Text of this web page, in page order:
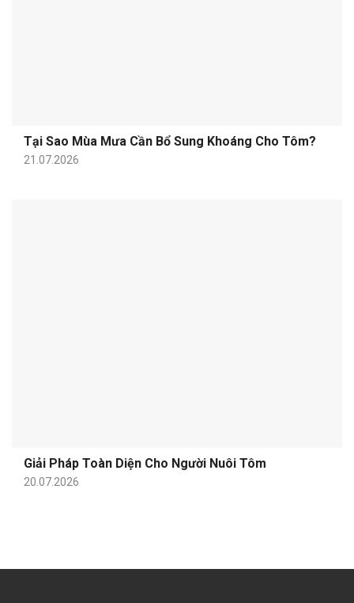
Tại Sao Mùa Mưa Cần Bổ Sung Khoáng Cho Tôm?
21.07.2026
Giải Pháp Toàn Diện Cho Người Nuôi Tôm
20.07.2026